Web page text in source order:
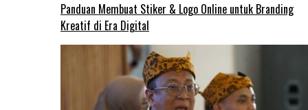
Panduan Membuat Stiker & Logo Online untuk Branding
Kreatif di Era Digital